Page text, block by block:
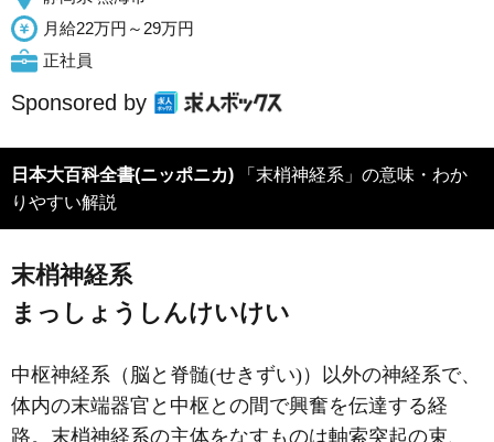
月給22万円～29万円
正社員
Sponsored by
日本大百科全書(ニッポニカ) 「末梢神経系」の意味・わか
りやすい解説
末梢神経系
まっしょうしんけいけい
中枢神経系（脳と脊髄(せきずい)）以外の神経系で、
体内の末端器官と中枢との間で興奮を伝達する経
路。末梢神経系の主体をなすものは軸索突起の束、